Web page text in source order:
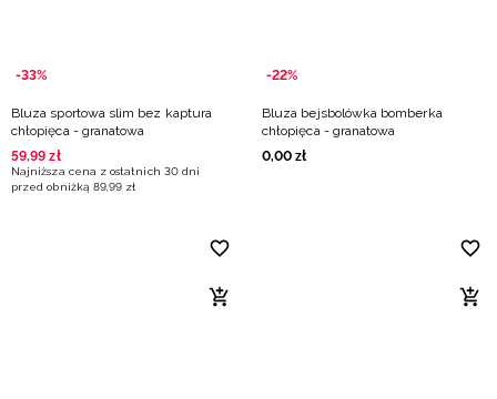
-33%
Bluza sportowa slim bez kaptura
chłopięca - granatowa
59,99 zł
Najniższa cena z ostatnich 30 dni
przed obniżką 89,99 zł
-22%
Bluza bejsbolówka bomberka
chłopięca - granatowa
0,00 zł